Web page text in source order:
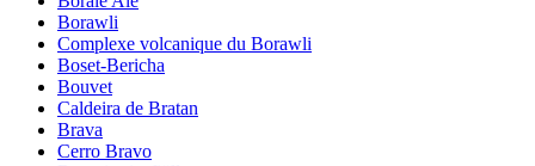
Borawli
Complexe volcanique du Borawli
Boset-Bericha
Bouvet
Caldeira de Bratan
Brava
Cerro Bravo